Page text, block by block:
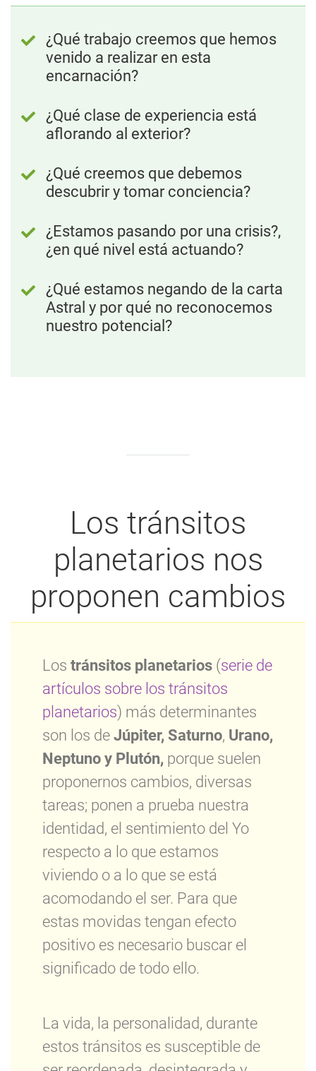
¿Qué trabajo creemos que hemos
venido a realizar en esta
encarnación?
¿Qué clase de experiencia está
aflorando al exterior?
¿Qué creemos que debemos
descubrir y tomar conciencia?
¿Estamos pasando por una crisis?,
¿en qué nivel está actuando?
¿Qué estamos negando de la carta
Astral y por qué no reconocemos
nuestro potencial?
Los tránsitos
planetarios nos
proponen cambios
Los tránsitos planetarios (serie de
artículos sobre los tránsitos
planetarios) más determinantes
son los de Júpiter, Saturno, Urano,
Neptuno y Plutón, porque suelen
proponernos cambios, diversas
tareas; ponen a prueba nuestra
identidad, el sentimiento del Yo
respecto a lo que estamos
viviendo o a lo que se está
acomodando el ser. Para que
estas movidas tengan efecto
positivo es necesario buscar el
significado de todo ello.
La vida, la personalidad, durante
estos tránsitos es susceptible de